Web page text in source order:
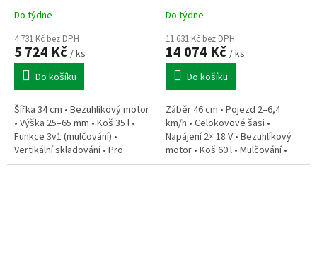
18V-34 (0.600.8B9.N01)
Do týdne
4 731 Kč bez DPH
5 724 Kč / ks
Do košíku
Šířka 34 cm • Bezuhlíkový motor
• Výška 25–65 mm • Koš 35 l •
Funkce 3v1 (mulčování) •
Vertikální skladování • Pro
plochy do 200 m2 • Hmotnost
GRA18V2-46SP
(0.600.8C8.200)
Do týdne
11 631 Kč bez DPH
14 074 Kč / ks
Do košíku
Záběr 46 cm • Pojezd 2–6,4
km/h • Celokovové šasi •
Napájení 2× 18 V • Bezuhlíkový
motor • Koš 60 l • Mulčování •
Hmotnost 28,5 kg • Bez aku •